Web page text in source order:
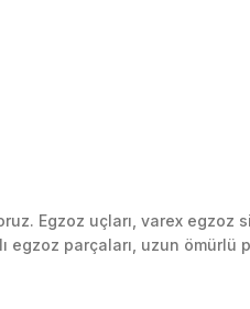
Egzoz uçları, varex
parçaları, uzun